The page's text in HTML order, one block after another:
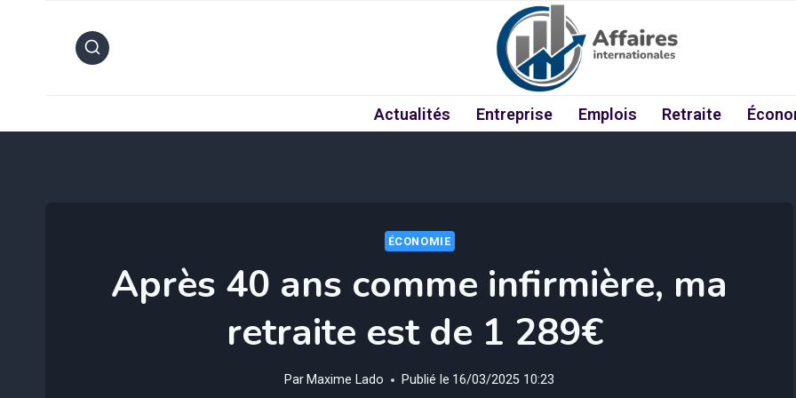
Actualités Entreprise Emplois Retraite
ÉCONOMIE
Après 40 ans comme infirmière, ma
retraite est de 1 289€
Par Maxime Lado Publié le 16/03/2025 10:23